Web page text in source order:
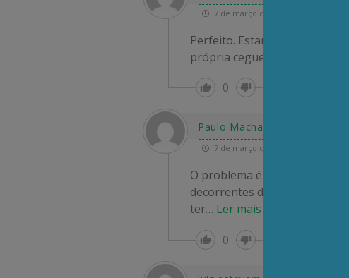
7 de março de 2025 22:25
Perfeito. Estamos vivendo
própria cegueira auto-imposta.
0
Paulo Machado
7 de março de 2025 22:21
O problema é que podem
decorrentes das chuvas
ter… Ler mais »
0